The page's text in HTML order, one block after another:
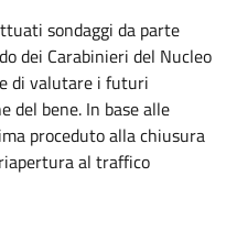
sondaggi da parte
dei Carabinieri del Nucleo
di valutare i futuri
del bene. In base alle
proceduto alla chiusura
al traffico